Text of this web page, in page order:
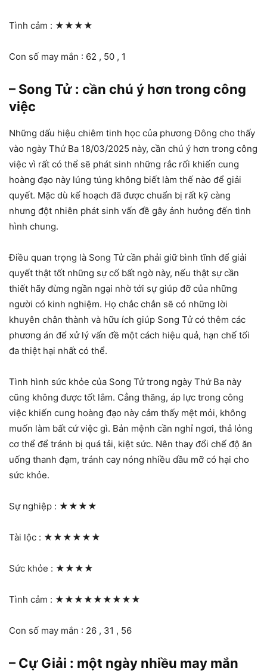
Tình cảm : ★★★★
Con số may mắn : 62 , 50 , 1
– Song Tử : cần chú ý hơn trong công
việc
Những dấu hiệu chiêm tinh học của phương Đông cho thấy
vào ngày Thứ Ba 18/03/2025 này, cần chú ý hơn trong công
việc vì rất có thể sẽ phát sinh những rắc rối khiến cung
hoàng đạo này lúng túng không biết làm thế nào để giải
quyết. Mặc dù kế hoạch đã được chuẩn bị rất kỹ càng
nhưng đột nhiên phát sinh vấn đề gây ảnh hưởng đến tình
hình chung.
Điều quan trọng là Song Tử cần phải giữ bình tĩnh để giải
quyết thật tốt những sự cố bất ngờ này, nếu thật sự cần
thiết hãy đừng ngần ngại nhờ tới sự giúp đỡ của những
người có kinh nghiệm. Họ chắc chắn sẽ có những lời
khuyên chân thành và hữu ích giúp Song Tử có thêm các
phương án để xử lý vấn đề một cách hiệu quả, hạn chế tối
đa thiệt hại nhất có thể.
Tình hình sức khỏe của Song Tử trong ngày Thứ Ba này
cũng không được tốt lắm. Cẳng thăng, áp lực trong công
việc khiến cung hoàng đạo này cảm thấy mệt mỏi, không
muốn làm bất cứ việc gì. Bản mệnh cần nghỉ ngơi, thả lỏng
cơ thể để tránh bị quá tải, kiệt sức. Nên thay đổi chế độ ăn
uống thanh đạm, tránh cay nóng nhiều dầu mỡ có hại cho
sức khỏe.
Sự nghiệp : ★★★★
Tài lộc : ★★★★★★
Sức khỏe : ★★★★
Tình cảm : ★★★★★★★★★
Con số may mắn : 26 , 31 , 56
– Cự Giải : một ngày nhiều may mắn